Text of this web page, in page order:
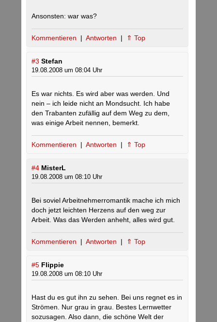
Ansonsten: war was?
Kommentieren | Antworten | ⇑ Top
#3 Stefan
19.08.2008 um 08:04 Uhr
Es war nichts. Es wird aber was werden. Und
nein – ich leide nicht an Mondsucht. Ich habe
den Trabanten zufällig auf dem Weg zu dem,
was einige Arbeit nennen, bemerkt.
Kommentieren | Antworten | ⇑ Top
#4 MisterL
19.08.2008 um 08:10 Uhr
Bei soviel Arbeitnehmerromantik mache ich mich
doch jetzt leichten Herzens auf den weg zur
Arbeit. Was das Werden anheht, alles wird gut.
Kommentieren | Antworten | ⇑ Top
#5 Flippie
19.08.2008 um 08:10 Uhr
Hast du es gut ihn zu sehen. Bei uns regnet es in
Strömen. Nur grau in grau. Bestes Lernwetter
sozusagen. Also dann, die schöne Welt der